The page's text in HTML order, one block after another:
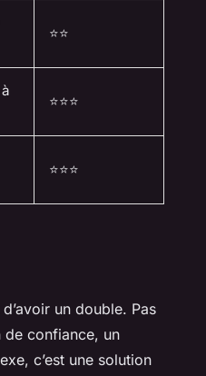
⭐⭐
⭐⭐⭐
⭐⭐⭐
un double. Pas
de confiance, un
c’est une solution